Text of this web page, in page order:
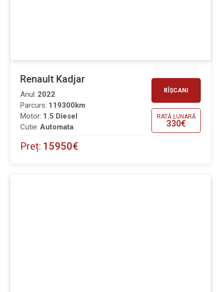
RÎȘCANI
RATĂ LUNARĂ
330€
Renault Kadjar
Parcurs: 119300km
Anul: 2022
Motor: 1.5 Diesel
Cutie: Automata
Preț: 15950€